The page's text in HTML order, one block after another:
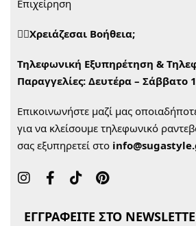
Επιχείρηση
🙋‍♀️Χρειάζεσαι Βοήθεια;
Τηλεφωνική Εξυπηρέτηση &
Παραγγελίες: Δευτέρα – Σάββατο
Επικοινωνήστε μαζί μας
για να κλείσουμε τηλεφωνικό
σας εξυπηρετεί στο
ΕΓΓΡΑΦΕΙΤΕ ΣΤΟ